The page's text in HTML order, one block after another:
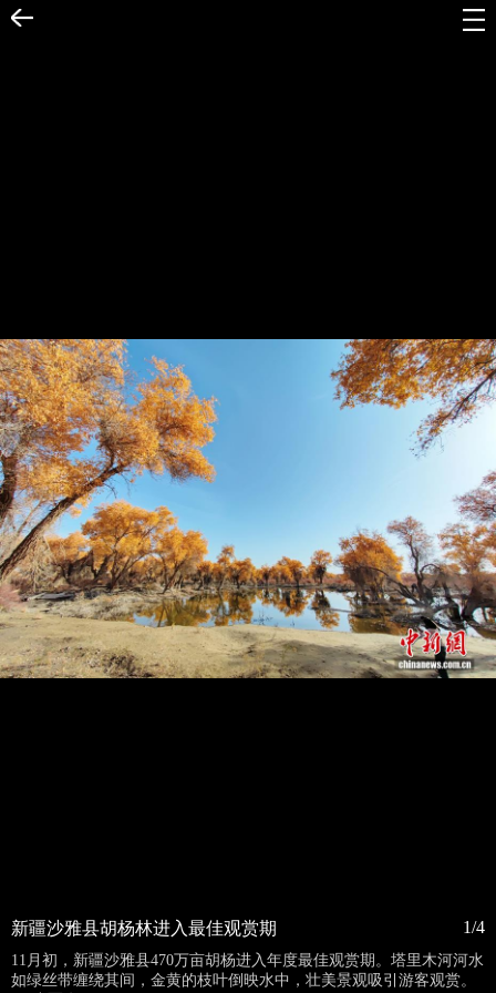
新疆沙雅县胡杨林进入最佳观赏期 1/4
11月初，新疆沙雅县470万亩胡杨进入年度最佳观赏期。塔里木河河水
如绿丝带缠绕其间，金黄的枝叶倒映水中，壮美景观吸引游客观赏。